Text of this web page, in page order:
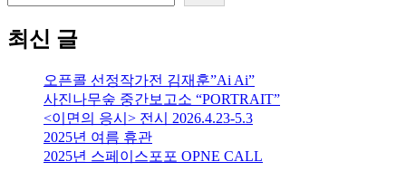
최신 글
오픈콜 선정작가전 김재훈”Ai Ai”
사진나무숲 중간보고소 “PORTRAIT”
<이면의 응시> 전시 2026.4.23-5.3
2025년 여름 휴관
2025년 스페이스포포 OPNE CALL